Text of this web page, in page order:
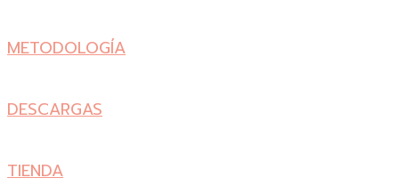
METODOLOGÍA
DESCARGAS
TIENDA